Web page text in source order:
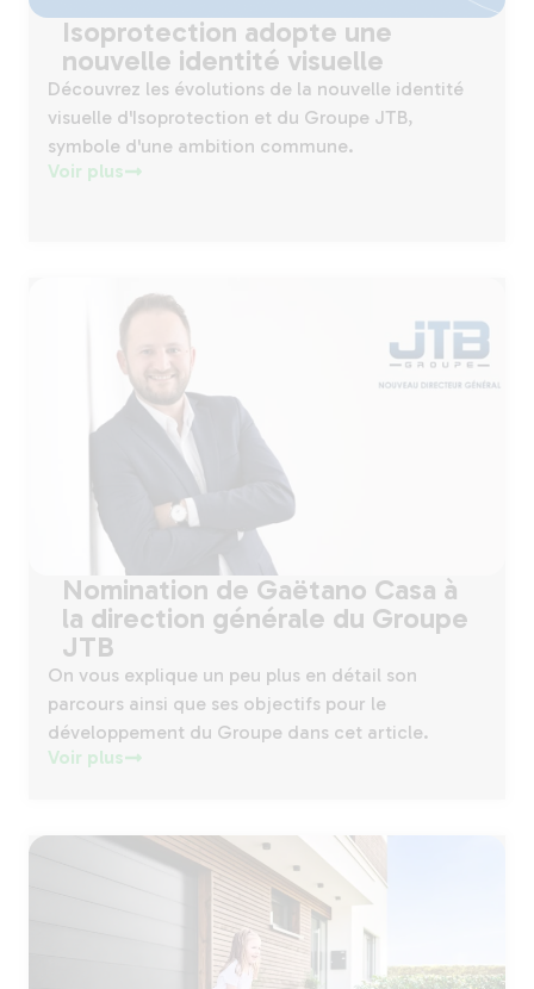
Isoprotection adopte une
nouvelle identité visuelle
Découvrez les évolutions de la nouvelle identité
visuelle d'Isoprotection et du Groupe JTB,
symbole d'une ambition commune.
Voir plus
Nomination de Gaëtano Casa à
la direction générale du Groupe
JTB
On vous explique un peu plus en détail son
parcours ainsi que ses objectifs pour le
développement du Groupe dans cet article.
Voir plus